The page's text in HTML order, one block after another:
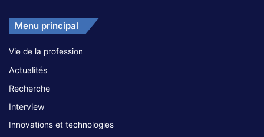
Menu principal
Vie de la profession
Actualités
Recherche
Interview
Innovations et technologies